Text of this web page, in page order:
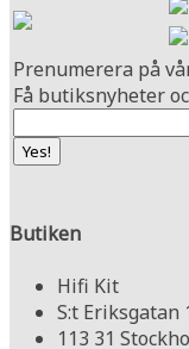
Prenumerera på
Få butiksnyheter
Butiken
Hifi Kit
S:t Eriksgatan
113 31